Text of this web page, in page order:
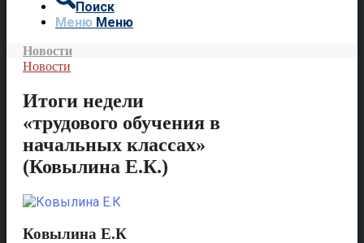
Поиск
Меню Меню
Новости
Новости
Итоги недели
«трудового обучения в
начальных классах»
(Ковылина Е.К.)
Ковылина Е.К